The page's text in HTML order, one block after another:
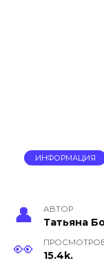
ИНФОРМАЦИЯ
АВТОР
Тать­яна
15.4k.